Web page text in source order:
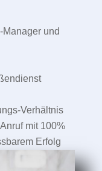
und
Verhältnis
mit 100%
Erfolg